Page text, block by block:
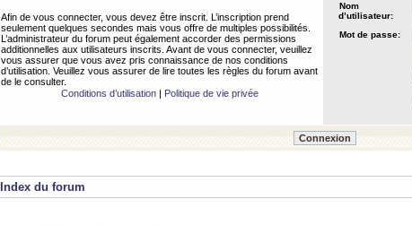
Afin de vous connecter, vous devez être inscrit. L’inscription prend
seulement quelques secondes mais vous offre de multiples possibilités.
L’administrateur du forum peut également accorder des permissions
additionnelles aux utilisateurs inscrits. Avant de vous connecter, veuillez
vous assurer que vous avez pris connaissance de nos conditions
d’utilisation. Veuillez vous assurer de lire toutes les règles du forum avant
de le consulter.
Conditions d’utilisation| Politique de vie privée
Nom
d’utilisateur:
Mot de passe:
Index du forum